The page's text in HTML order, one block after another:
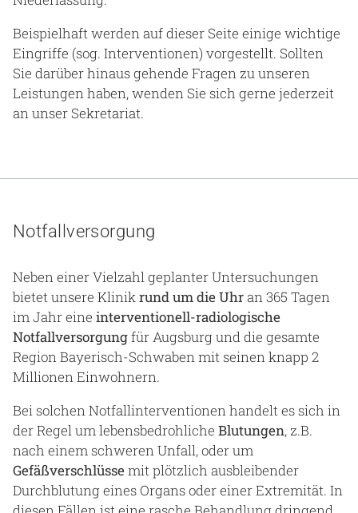
Beispielhaft werden auf dieser Seite einige wichtige
Eingriffe (sog. Interventionen) vorgestellt. Sollten
Sie darüber hinaus gehende Fragen zu unseren
Leistungen haben, wenden Sie sich gerne jederzeit
an unser Sekretariat.
Notfallversorgung
Neben einer Vielzahl geplanter Untersuchungen
bietet unsere Klinikrund um die Uhran 365 Tagen
im Jahr eine interventionell-radiologische
Notfallversorgungfür Augsburg und die gesamte
Region Bayerisch-Schwaben mit seinen knapp 2
Millionen Einwohnern.
Bei solchen Notfallinterventionen handelt es sich in
der Regel um lebensbedrohliche Blutungen, z.B.
nach einem schweren Unfall, oder um
Gefäßverschlüssemit plötzlich ausbleibender
Durchblutung eines Organs oder einer Extremität. In